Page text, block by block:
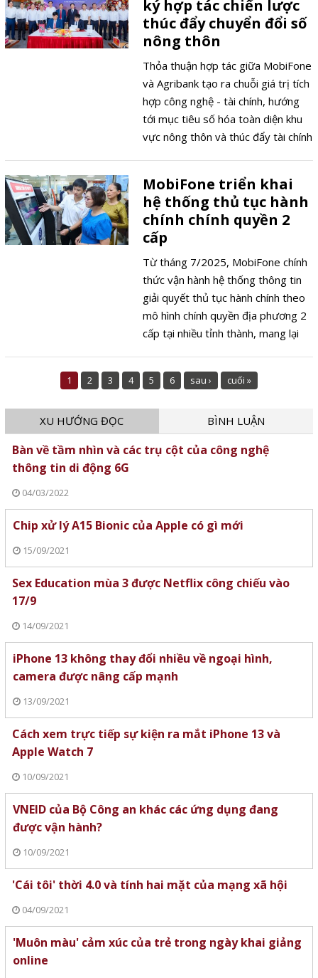
Trung tâm Triển lãm Quốc gia đã
trở thành dịp hiếm hoi để kiểm
chứng hiệu quả vận hành của hệ
thống này trong thực tiễn.
ký hợp tác chiến lược
thúc đẩy chuyển đổi số
nông thôn
Thỏa thuận hợp tác giữa MobiFone
và Agribank tạo ra chuỗi giá trị tích
hợp công nghệ - tài chính, hướng
tới mục tiêu số hóa toàn diện khu
vực nông thôn và thúc đẩy tài chính
MobiFone triển khai
hệ thống thủ tục hành
chính chính quyền 2
cấp
Từ tháng 7/2025, MobiFone chính
thức vận hành hệ thống thông tin
giải quyết thủ tục hành chính theo
mô hình chính quyền địa phương 2
cấp tại nhiều tỉnh thành, mang lại
cho người dân.
1 2 3 4 5 6 sau › cuối »
XU HƯỚNG ĐỌC BÌNH LUẬN
Bàn về tầm nhìn và các trụ cột của công nghệ
thông tin di động 6G
04/03/2022
Chip xử lý A15 Bionic của Apple có gì mới
15/09/2021
Sex Education mùa 3 được Netflix công chiếu vào
17/9
14/09/2021
iPhone 13 không thay đổi nhiều về ngoại hình,
camera được nâng cấp mạnh
13/09/2021
Cách xem trực tiếp sự kiện ra mắt iPhone 13 và
Apple Watch 7
10/09/2021
VNEID của Bộ Công an khác các ứng dụng đang
được vận hành?
10/09/2021
'Cái tôi' thời 4.0 và tính hai mặt của mạng xã hội
04/09/2021
'Muôn màu' cảm xúc của trẻ trong ngày khai giảng
online